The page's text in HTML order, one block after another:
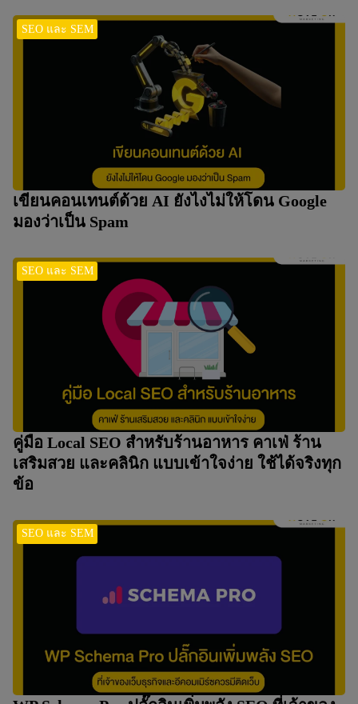
SEO และ SEM
เขียนคอนเทนต์ด้วย AI ยังไงไม่ให้โดน Google
มองว่าเป็น Spam
SEO และ SEM
คู่มือ Local SEO สำหรับร้านอาหาร คาเฟ่ ร้าน
เสริมสวย และคลินิก แบบเข้าใจง่าย ใช้ได้จริงทุก
ข้อ
SEO และ SEM